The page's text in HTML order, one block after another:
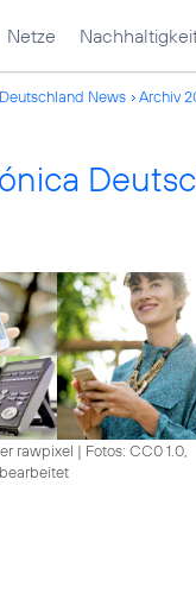
Netze
News Archiv
rawpixel | Fotos: CC0 1.0,